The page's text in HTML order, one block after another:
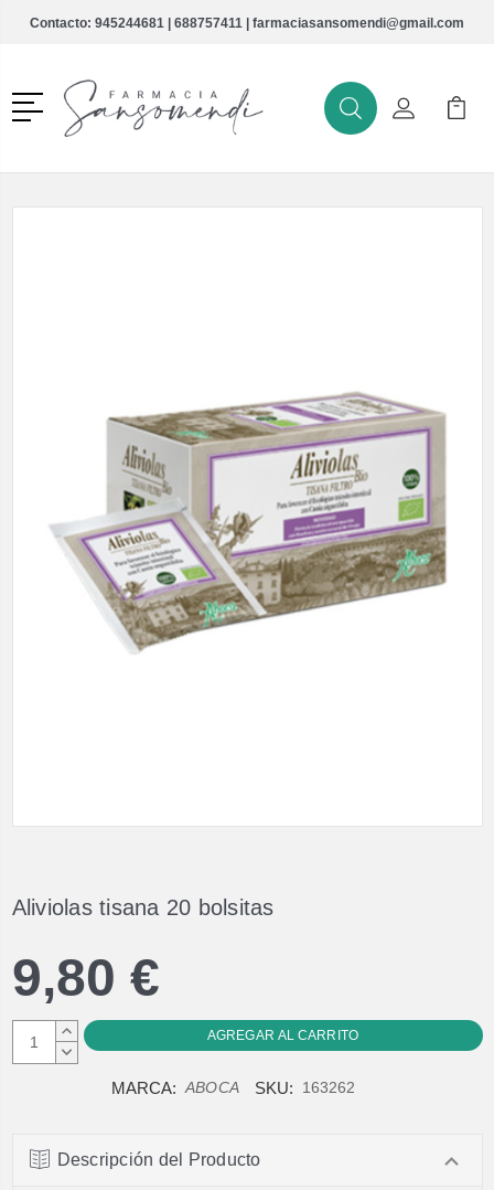
Contacto: 945244681 | 688757411 | farmaciasansomendi@gmail.com
Menú
BuscarMi Cuenta
Mi
Aliviolas tisana 20 bolsitas
9,80 €
AUMENTAR
CANTIDAD:
DISMINUIR
MARCA: ABOCA SKU: 163262
Descripción del Producto